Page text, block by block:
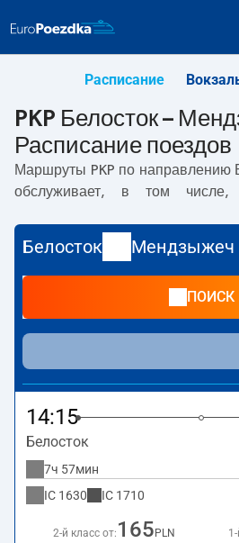
Расписание
PKP Белосток –
Расписание поездов
Маршруты PKP по направлению
обслуживает, в том числе,
с
Последний поезд до Мендзыжеч
настоящее время по маршруту
не курсируют другие поезда
Поезд заканчивает маршрут на
Белосток Мендзыжеч
ПОИСК
14:15
Белосток
7ч 57мин
IC 1630 IC 1710
2-й класс от: 165 PLN